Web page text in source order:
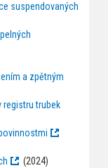
suspendovaných
a zpětným
registru trubek
(2024)